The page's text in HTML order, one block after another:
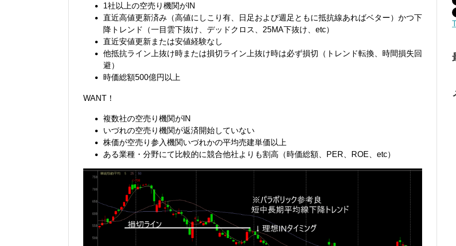
1社以上の空売り機関がIN
直近高値更新済み（高値にしこり有、日足および週足ともに抵抗線あればベター）かつ下
降トレンド（一目雲下抜け、デッドクロス、25MA下抜け、etc）
直近安値更新または安値経験なし
他抵抗ライン上抜け時または損切ライン上抜け時は必ず損切（トレンド転換、時間損失回
避）
時価総額500億円以上
WANT！
複数社の空売り機関がIN
いづれの空売り機関が返済開始していない
株価が空売り参入機関いづれかの平均売建単価以上
ある業種・分野にて比較的に競合他社よりも割高（時価総額、PER、ROE、etc）